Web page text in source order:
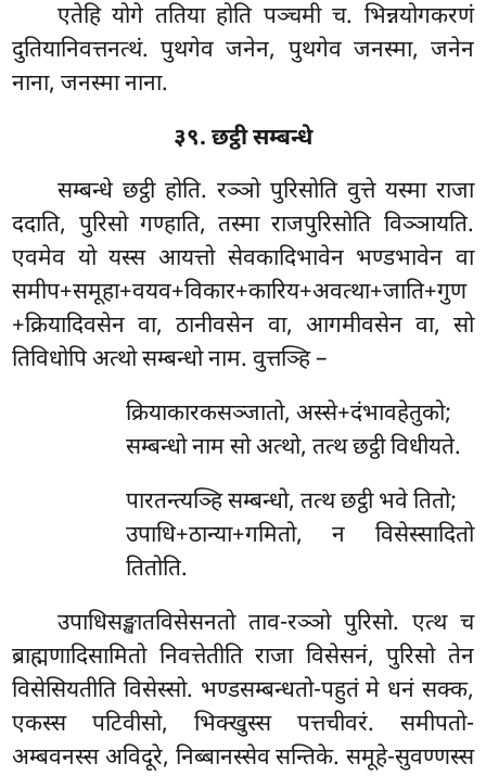
एतेहि योगे ततिया होति पञ्चमी च. भिन्नयोगकरणं
दुतियानिवत्तनत्थं. पुथगेव जनेन, पुथगेव जनस्मा, जनेन
नाना, जनस्मा नाना.
३९. छट्ठी सम्बन्धे
सम्बन्धे छट्ठी होति. रञ्ञो पुरिसोति वुत्ते यस्मा राजा
ददाति, पुरिसो गण्हाति, तस्मा राजपुरिसोति विञ्ञायति.
एवमेव यो यस्स आयत्तो सेवकादिभावेन भण्डभावेन वा
समीप+समूहा+वयव+विकार+कारिय+अवत्था+जाति+गुण
+क्रियादिवसेन वा, ठानीवसेन वा, आगमीवसेन वा, सो
तिविधोपि अत्थो सम्बन्धो नाम. वुत्तञ्हि –
क्रियाकारकसञ्जातो, अस्से+दंभावहेतुको;
सम्बन्धो नाम सो अत्थो, तत्थ छट्ठी विधीयते.
पारतन्त्यञ्हि सम्बन्धो, तत्थ छट्ठी भवे तितो;
उपाधि+ठान्या+गमितो, न विसेस्सादितो
तितोति.
उपाधिसङ्खातविसेसनतो ताव-रञ्ञो पुरिसो. एत्थ च
ब्राह्मणादिसामितो निवत्तेतीति राजा विसेसनं, पुरिसो तेन
विसेसियतीति विसेस्सो. भण्डसम्बन्धतो-पहुतं मे धनं सक्क,
एकस्स पटिवीसो, भिक्खुस्स पत्तचीवरं. समीपतो-
अम्बवनस्स अविदूरे, निब्बानस्सेव सन्तिके. समूहे-सुवण्णस्स